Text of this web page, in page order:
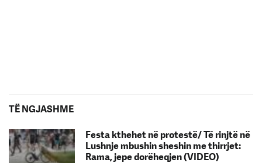
TË NGJASHME
Festa kthehet në protestë/ Të rinjtë në
Lushnje mbushin sheshin me thirrjet:
Rama, jepe dorëheqjen (VIDEO)